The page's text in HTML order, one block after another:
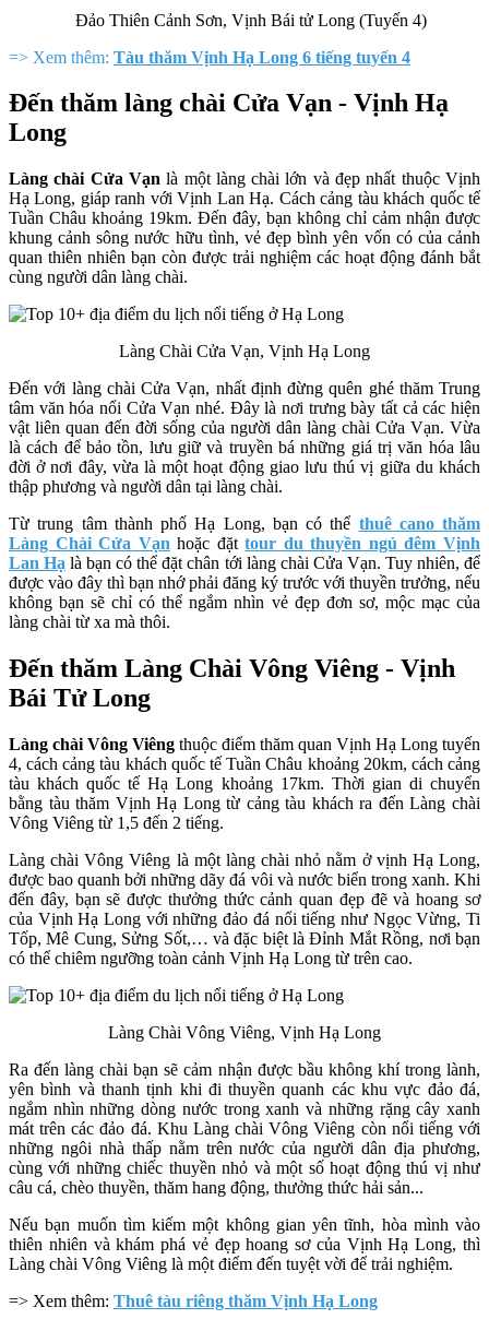
Đảo Thiên Cảnh Sơn, Vịnh Bái tử Long (Tuyến 4)
=> Xem thêm: Tàu thăm Vịnh Hạ Long 6 tiếng tuyến 4
Đến thăm làng chài Cửa Vạn - Vịnh Hạ
Long
Làng chài Cửa Vạn là một làng chài lớn và đẹp nhất thuộc Vịnh
Hạ Long, giáp ranh với Vịnh Lan Hạ. Cách cảng tàu khách quốc tế
Tuần Châu khoảng 19km. Đến đây, bạn không chỉ cảm nhận được
khung cảnh sông nước hữu tình, vẻ đẹp bình yên vốn có của cảnh
quan thiên nhiên bạn còn được trải nghiệm các hoạt động đánh bắt
cùng người dân làng chài.
Làng Chài Cửa Vạn, Vịnh Hạ Long
Đến với làng chài Cửa Vạn, nhất định đừng quên ghé thăm Trung
tâm văn hóa nổi Cửa Vạn nhé. Đây là nơi trưng bày tất cả các hiện
vật liên quan đến đời sống của người dân làng chài Cửa Vạn. Vừa
là cách để bảo tồn, lưu giữ và truyền bá những giá trị văn hóa lâu
đời ở nơi đây, vừa là một hoạt động giao lưu thú vị giữa du khách
thập phương và người dân tại làng chài.
Từ trung tâm thành phố Hạ Long, bạn có thể thuê cano thăm
Làng Chài Cửa Vạn hoặc đặttour du thuyền ngủ đêm Vịnh
Lan Hạ là bạn có thể đặt chân tới làng chài Cửa Vạn. Tuy nhiên, để
được vào đây thì bạn nhớ phải đăng ký trước với thuyền trưởng, nếu
không bạn sẽ chỉ có thể ngắm nhìn vẻ đẹp đơn sơ, mộc mạc của
làng chài từ xa mà thôi.
Đến thăm Làng Chài Vông Viêng - Vịnh
Bái Tử Long
Làng chài Vông Viêng thuộc điểm thăm quan Vịnh Hạ Long tuyến
4, cách cảng tàu khách quốc tế Tuần Châu khoảng 20km, cách cảng
tàu khách quốc tế Hạ Long khoảng 17km. Thời gian di chuyển
bằng tàu thăm Vịnh Hạ Long từ cảng tàu khách ra đến Làng chài
Vông Viêng từ 1,5 đến 2 tiếng.
Làng chài Vông Viêng là một làng chài nhỏ nằm ở vịnh Hạ Long,
được bao quanh bởi những dãy đá vôi và nước biển trong xanh. Khi
đến đây, bạn sẽ được thưởng thức cảnh quan đẹp đẽ và hoang sơ
của Vịnh Hạ Long với những đảo đá nổi tiếng như Ngọc Vừng, Ti
Tốp, Mê Cung, Sửng Sốt,… và đặc biệt là Đỉnh Mắt Rồng, nơi bạn
có thể chiêm ngưỡng toàn cảnh Vịnh Hạ Long từ trên cao.
Làng Chài Vông Viêng, Vịnh Hạ Long
Ra đến làng chài bạn sẽ cảm nhận được bầu không khí trong lành,
yên bình và thanh tịnh khi đi thuyền quanh các khu vực đảo đá,
ngắm nhìn những dòng nước trong xanh và những rặng cây xanh
mát trên các đảo đá. Khu Làng chài Vông Viêng còn nổi tiếng với
những ngôi nhà thấp nằm trên nước của người dân địa phương,
cùng với những chiếc thuyền nhỏ và một số hoạt động thú vị như
câu cá, chèo thuyền, thăm hang động, thưởng thức hải sản...
Nếu bạn muốn tìm kiếm một không gian yên tĩnh, hòa mình vào
thiên nhiên và khám phá vẻ đẹp hoang sơ của Vịnh Hạ Long, thì
Làng chài Vông Viêng là một điểm đến tuyệt vời để trải nghiệm.
=> Xem thêm: Thuê tàu riêng thăm Vịnh Hạ Long